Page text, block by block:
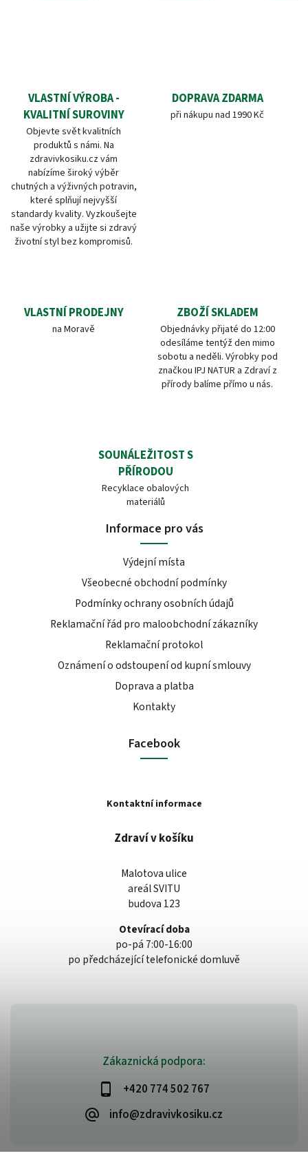
VLASTNÍ VÝROBA -
KVALITNÍ SUROVINY
Objevte svět kvalitních
produktů s námi. Na
zdravivkosiku.cz vám
nabízíme široký výběr
chutných a výživných potravin,
které splňují nejvyšší
standardy kvality. Vyzkoušejte
naše výrobky a užijte si zdravý
životní styl bez kompromisů.
DOPRAVA ZDARMA
při nákupu nad 1990 Kč
VLASTNÍ PRODEJNY
na Moravě
ZBOŽÍ SKLADEM
Objednávky přijaté do 12:00
odesíláme tentýž den mimo
sobotu a neděli. Výrobky pod
značkou IPJ NATUR a Zdraví z
přírody balíme přímo u nás.
SOUNÁLEŽITOST S
PŘÍRODOU
Recyklace obalových
materiálů
Zákaznická podpora:
+420 774 502 767
info@zdravivkosiku.cz
Informace pro vás
Výdejní místa
Všeobecné obchodní podmínky
Podmínky ochrany osobních údajů
Reklamační řád pro maloobchodní zákazníky
Reklamační protokol
Oznámení o odstoupení od kupní smlouvy
Doprava a platba
Kontakty
Facebook
Kontaktní informace
Zdraví v košíku
Malotova ulice
areál SVITU
budova 123
Otevírací doba
po-pá 7:00-16:00
po předcházející telefonické domluvě